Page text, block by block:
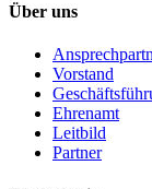
Über uns
Vorstand
Ehrenamt
Leitbild
Partner